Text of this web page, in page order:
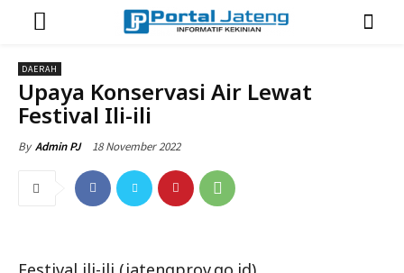
DAERAH
Upaya Konservasi Air Lewat
Festival Ili-ili
By Admin PJ 18 November 2022